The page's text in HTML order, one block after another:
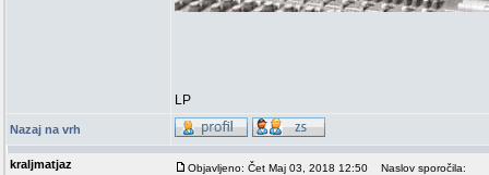
LP
Nazaj na vrh
kraljmatjaz Objavljeno: Čet Maj 03, 2018 12:50 Naslov sporočila: